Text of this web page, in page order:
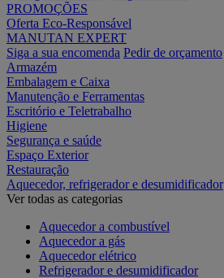
PROMOÇÕES
Oferta Eco-Responsável
MANUTAN EXPERT
Siga a sua encomenda Pedir de orçamento
Armazém
Embalagem e Caixa
Manutenção e Ferramentas
Escritório e Teletrabalho
Higiene
Segurança e saúde
Espaço Exterior
Restauração
Aquecedor, refrigerador e desumidificador
Ver todas as categorias
Aquecedor a combustível
Aquecedor a gás
Aquecedor elétrico
Refrigerador e desumidificador